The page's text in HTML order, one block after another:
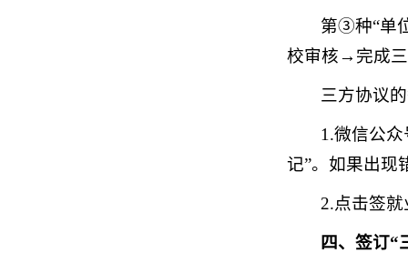
第③种“单
校审核→完成
三方协议
1.微信公
记”。如果出现
2.点击签
四、签订“